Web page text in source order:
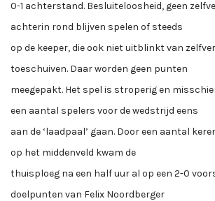
0-1 achterstand. Besluiteloosheid, geen
achterin rond blijven spelen of steeds
op de keeper, die ook niet uitblinkt van
toeschuiven. Daar worden geen punten
meegepakt. Het spel is stroperig en
een aantal spelers voor de wedstrijd eens
aan de ‘laadpaal’ gaan. Door een aantal
op het middenveld kwam de
thuisploeg na een half uur al op een 2-0
doelpunten van Felix Noordberger